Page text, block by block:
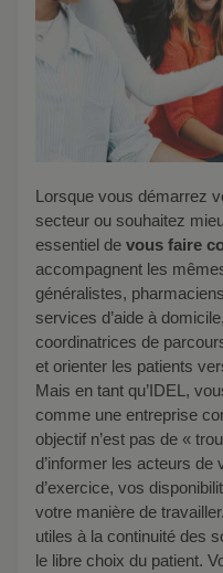
Lorsque vous démarrez votre cabinet infirmier, changez de
secteur ou souhaitez
essentiel de vous faire
accompagnent les
généralistes,
services d’aide à
coordinatrices de
et orienter les patients
Mais en tant qu’IDEL,
comme une entreprise
objectif n’est pas de «
d’informer les acteurs
d’exercice, vos
votre manière de
utiles à la continuité des
le libre choix du patient.